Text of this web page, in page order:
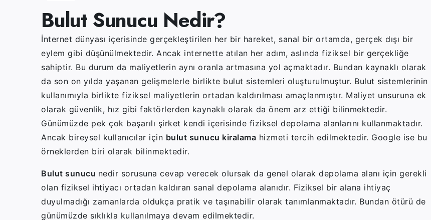
Bulut Sunucu Nedir?
İnternet dünyası içerisinde gerçekleştirilen her bir hareket, sanal bir ortamda, gerçek dışı bir
eylem gibi düşünülmektedir. Ancak internette atılan her adım, aslında fiziksel bir gerçekliğe
sahiptir. Bu durum da maliyetlerin aynı oranla artmasına yol açmaktadır. Bundan kaynaklı olarak
da son on yılda yaşanan gelişmelerle birlikte bulut sistemleri oluşturulmuştur. Bulut sistemlerinin
kullanımıyla birlikte fiziksel maliyetlerin ortadan kaldırılması amaçlanmıştır. Maliyet unsuruna ek
olarak güvenlik, hız gibi faktörlerden kaynaklı olarak da önem arz ettiği bilinmektedir.
Günümüzde pek çok başarılı şirket kendi içerisinde fiziksel depolama alanlarını kullanmaktadır.
Ancak bireysel kullanıcılar için bulut sunucu kiralama hizmeti tercih edilmektedir. Google ise bu
örneklerden biri olarak bilinmektedir.
Bulut sunucu nedir sorusuna cevap verecek olursak da genel olarak depolama alanı için gerekli
olan fiziksel ihtiyacı ortadan kaldıran sanal depolama alanıdır. Fiziksel bir alana ihtiyaç
duyulmadığı zamanlarda oldukça pratik ve taşınabilir olarak tanımlanmaktadır. Bundan ötürü de
günümüzde sıklıkla kullanılmaya devam edilmektedir.